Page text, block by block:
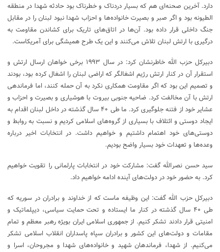
دارد. آخرین صحنه‌ای هم که بسیار دردناک و خطرناک بود حادثه شهدا در منطقه
الطیونه بود و اگر صبر و بصیرت خانواده‌ها و احزاب شهدا نبود لبنان را در مقابل
جنگ داخلی قرار داده بود. آن‌ها در اتاق‌های تاریک برای کشاندن مقاومت به
درگیری با ارتش لبنان تلاش می‌کنند و این یک طرح همیشگی برای آمریکاست.
دبیرکل حزب الله خاطرنشان کرد: در سال ۱۹۹۳ برخی خواهان ارسال ارتش و
استقرار آن در کنار ارتش رژیم اشغالگر که اراضی لبنان را اشغال کرده بود، بودند
و تصمیم این بود که اگر مقاومت همکاری نکرد به آن حمله کنند، اما فرماندهی
ارتش با آن مخالفت کرد. ضاحیه جنوبی بیروت با هوشیاری و بصیرت و احزاب و
عشایر خود از فتنه جلوگیری کرد. ما طی ۴۰ سال گذشته در داخل لبنان اقدام به
ایجاد دوستی و ائتلاف با بسیاری از گروه‌های اسلامی کردیم و نسبت به روابط و
دوستی‌های خود اهتمام داشتیم و خواهیم داشت. در انتخابات اخیر درباره
وعده‌ها و تعهدات خود بسیار واضح بودیم.
سید حسن نصرالله گفت: مشارکت خود در انتخابات پارلمانی را تقویت خواهیم
کرد. به حضور خود در دولت‌های آینده ادامه خواهیم داد.
دبیرکل حزب الله گفت: این وظیفه ماست که از خداوند و برادران در سوریه که
طی ۴۰ سال گذشته در کنار ما ایستاده و تحت حمایت سیاسی، دیپلماتیک و
امنیتی قرار دادند تشکر کنیم. از جمهوری اسلامی ایران بویژه رهبر معظم و تمام
مقامات و دولت‌های این کشور و برادران سپاه پاسداران انقلاب اسلامی تشکر
می‌کنیم. از شهدا، فرماندهان شهید و خانواده‌های شهدا و مجروحان، اسرا و